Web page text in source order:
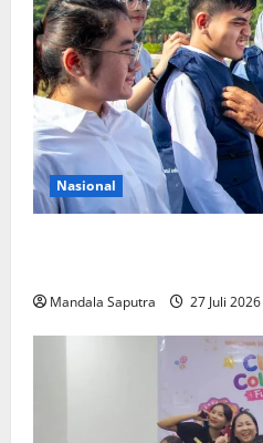
Nasional
Mandala Saputra 27 Juli 2026